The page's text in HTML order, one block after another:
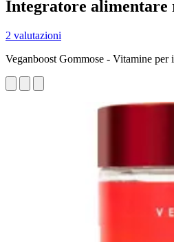
Integratore alimentare
2 valutazioni
Veganboost Gommose - Vitamine per